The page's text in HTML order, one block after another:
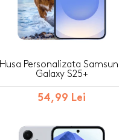
Husa Personalizata
Galaxy S25+
54,99 Lei